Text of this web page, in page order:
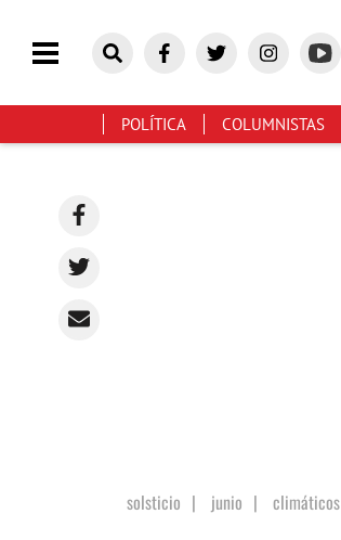
POLÍTICA COLUMNISTAS
solsticio | junio | climáticos